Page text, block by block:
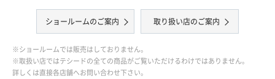
ショールームのご案内 取り扱い店のご案内
※ショールームでは販売はしておりません。
※取扱い店ではテシードの全ての商品がご覧いただけるわけではありません。
詳しくは直接各店舗へお問い合わせ下さい。